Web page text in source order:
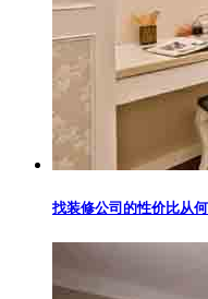
找装修公司的性价比从